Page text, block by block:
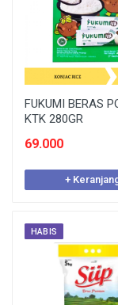
FUKUMI BERAS
KTK 280GR
69.000
+
HABIS